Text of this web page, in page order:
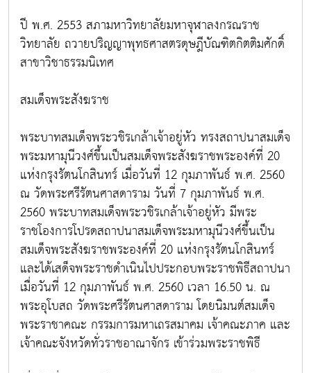
ปี พ.ศ. 2553 สภามหาวิทยาลัยมหาจุฬาลงกรณราช
วิทยาลัย ถวายปริญญาพุทธศาสตรดุษฎีบัณฑิตกิตติมศักดิ์
สาขาวิชาธรรมนิเทศ
สมเด็จพระสังฆราช
พระบาทสมเด็จพระวชิรเกล้าเจ้าอยู่หัว ทรงสถาปนาสมเด็จ
พระมหามุนีวงศ์ขึ้นเป็นสมเด็จพระสังฆราชพระองค์ที่ 20
แห่งกรุงรัตนโกสินทร์ เมื่อวันที่ 12 กุมภาพันธ์ พ.ศ. 2560
ณ วัดพระศรีรัตนศาสดาราม วันที่ 7 กุมภาพันธ์ พ.ศ.
2560 พระบาทสมเด็จพระวชิรเกล้าเจ้าอยู่หัว มีพระ
ราชโองการโปรดสถาปนาสมเด็จพระมหามุนีวงศ์ขึ้นเป็น
สมเด็จพระสังฆราชพระองค์ที่ 20 แห่งกรุงรัตนโกสินทร์
และได้เสด็จพระราชดำเนินไปประกอบพระราชพิธีสถาปนา
เมื่อวันที่ 12 กุมภาพันธ์ พ.ศ. 2560 เวลา 16.50 น. ณ
พระอุโบสถ วัดพระศรีรัตนศาสดาราม โดยนิมนต์สมเด็จ
พระราชาคณะ กรรมการมหาเถรสมาคม เจ้าคณะภาค และ
เจ้าคณะจังหวัดทั่วราชอาณาจักร เข้าร่วมพระราชพิธี